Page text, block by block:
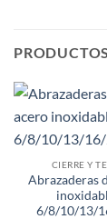
CIERRE Y
Abrazaderas
6/8/10/13/